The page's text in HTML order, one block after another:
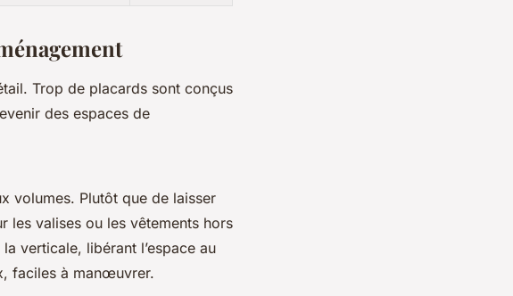
Trop de placards sont conçus
des espaces de
volumes. Plutôt que de laisser
les valises ou les vêtements hors
verticale, libérant l’espace au
faciles à manœuvrer.